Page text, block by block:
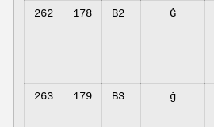
262 178 B2 Ġ
263 179 B3 ġ